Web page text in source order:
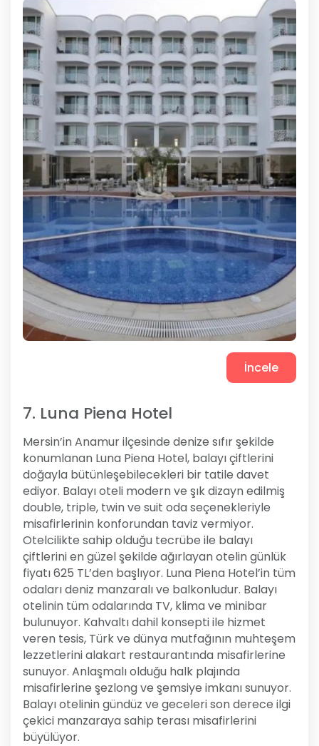
İncele
7. Luna Piena Hotel
Mersin’in Anamur ilçesinde denize sıfır şekilde
konumlanan Luna Piena Hotel, balayı çiftlerini
doğayla bütünleşebilecekleri bir tatile davet
ediyor. Balayı oteli modern ve şık dizayn edilmiş
double, triple, twin ve suit oda seçenekleriyle
misafirlerinin konforundan taviz vermiyor.
Otelcilikte sahip olduğu tecrübe ile balayı
çiftlerini en güzel şekilde ağırlayan otelin günlük
fiyatı 625 TL’den başlıyor. Luna Piena Hotel’in tüm
odaları deniz manzaralı ve balkonludur. Balayı
otelinin tüm odalarında TV, klima ve minibar
bulunuyor. Kahvaltı dahil konsepti ile hizmet
veren tesis, Türk ve dünya mutfağının muhteşem
lezzetlerini alakart restaurantında misafirlerine
sunuyor. Anlaşmalı olduğu halk plajında
misafirlerine şezlong ve şemsiye imkanı sunuyor.
Balayı otelinin gündüz ve geceleri son derece ilgi
çekici manzaraya sahip terası misafirlerini
büyülüyor.